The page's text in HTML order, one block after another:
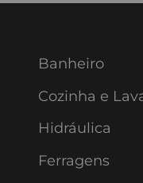
Banheiro
Cozinha e
Hidráulica
Ferragens